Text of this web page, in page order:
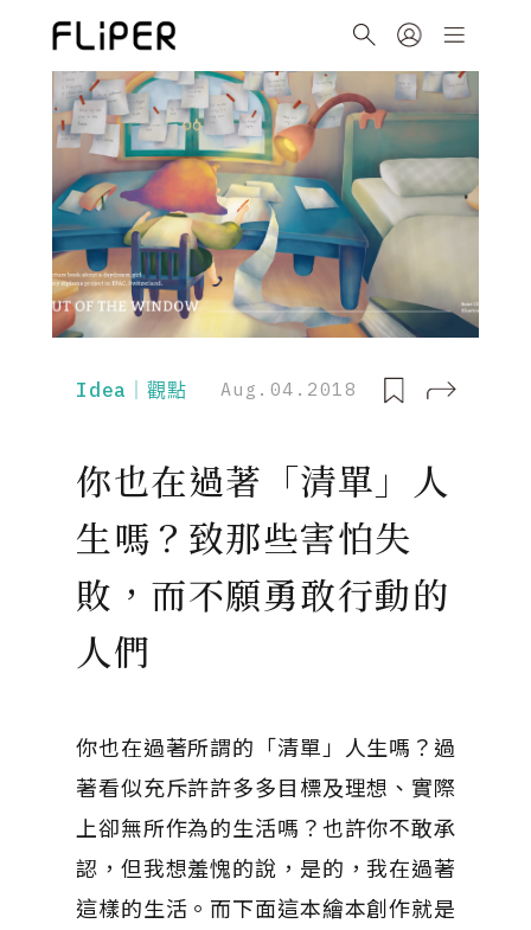
Idea｜觀點 Aug.04.2018
你也在過著「清單」人
生嗎？致那些害怕失
敗，而不願勇敢行動的
人們
你也在過著所謂的「清單」人生嗎？過
著看似充斥許許多多目標及理想、實際
上卻無所作為的生活嗎？也許你不敢承
認，但我想羞愧的說，是的，我在過著
這樣的生活。而下面這本繪本創作就是